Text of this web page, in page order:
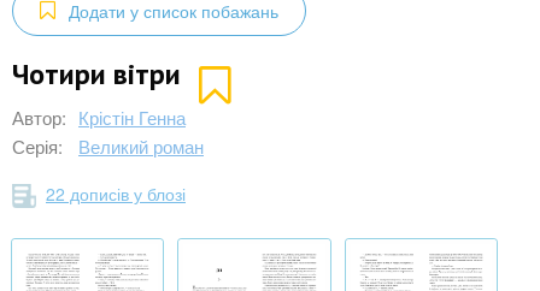
Додати у список побажань
Чотири вітри
Автор: Крістін Генна
Серія:
Великий роман
22 дописів у блозі